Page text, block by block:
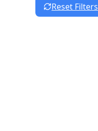
Reset Filters